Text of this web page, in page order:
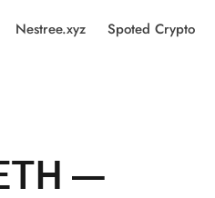
Nestree.xyz Spoted Crypto
—